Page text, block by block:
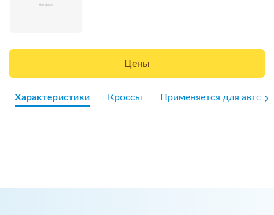
Цены
Характеристики Кроссы Применяется для авто